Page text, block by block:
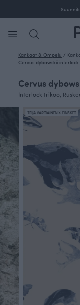
Kankaat & Ompelu /
Cervus dybowskii
Cervus
Interlock trikoo,
TEIJA VARTIAINEN X FINSKET